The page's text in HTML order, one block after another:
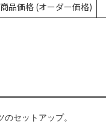
商品価格 (オーダー価格)
セットアップ。